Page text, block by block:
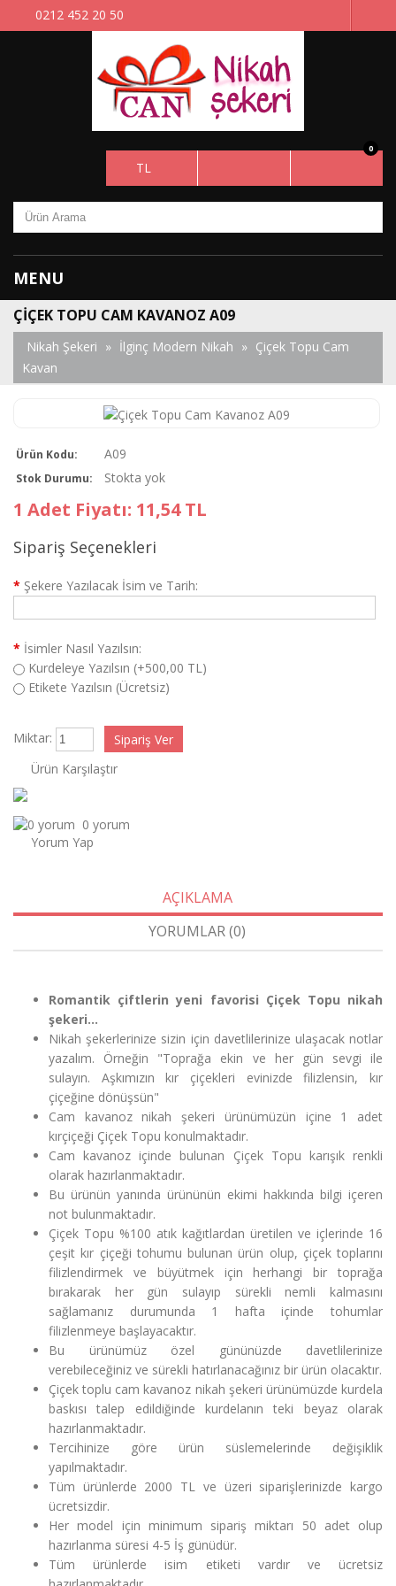
0212 452 20 50
TL
0
MENU
Nikah Şekeri » İlginç Modern Nikah » Çiçek Topu Cam
Kavan
ÇIÇEK TOPU CAM KAVANOZ A09
Ürün Kodu: A09
Stok Durumu: Stokta yok
1 Adet Fiyatı: 11,54 TL
Sipariş Seçenekleri
* Şekere Yazılacak İsim ve Tarih:
* İsimler Nasıl Yazılsın:
Kurdeleye Yazılsın (+500,00 TL)
Etikete Yazılsın (Ücretsiz)
Miktar:
Ürün Karşılaştır
0 yorum
Yorum Yap
AÇIKLAMA
YORUMLAR (0)
Romantik çiftlerin yeni favorisi Çiçek Topu nikah
şekeri...
Nikah şekerlerinize sizin için davetlilerinize ulaşacak notlar
yazalım. Örneğin "Toprağa ekin ve her gün sevgi ile
sulayın. Aşkımızın kır çiçekleri evinizde filizlensin, kır
çiçeğine dönüşsün"
Cam kavanoz nikah şekeri ürünümüzün içine 1 adet
kırçiçeği Çiçek Topu konulmaktadır.
Cam kavanoz içinde bulunan Çiçek Topu karışık renkli
olarak hazırlanmaktadır.
Bu ürünün yanında ürününün ekimi hakkında bilgi içeren
not bulunmaktadır.
Çiçek Topu %100 atık kağıtlardan üretilen ve içlerinde 16
çeşit kır çiçeği tohumu bulunan ürün olup, çiçek toplarını
filizlendirmek ve büyütmek için herhangi bir toprağa
bırakarak her gün sulayıp sürekli nemli kalmasını
sağlamanız durumunda 1 hafta içinde tohumlar
filizlenmeye başlayacaktır.
Bu ürünümüz özel gününüzde davetlilerinize
verebileceğiniz ve sürekli hatırlanacağınız bir ürün olacaktır.
Çiçek toplu cam kavanoz nikah şekeri ürünümüzde kurdela
baskısı talep edildiğinde kurdelanın teki beyaz olarak
hazırlanmaktadır.
Tercihinize göre ürün süslemelerinde değişiklik
yapılmaktadır.
Tüm ürünlerde 2000 TL ve üzeri siparişlerinizde kargo
ücretsizdir.
Her model için minimum sipariş miktarı 50 adet olup
hazırlanma süresi 4-5 İş günüdür.
Tüm ürünlerde isim etiketi vardır ve ücretsiz